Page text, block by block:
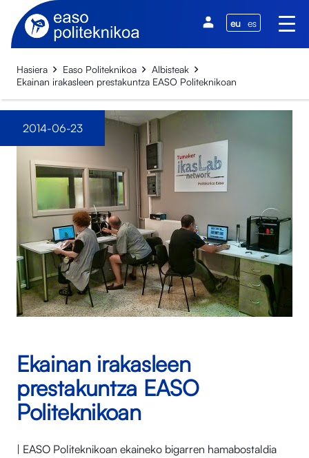
eu es
Hasiera Easo Politeknikoa
Albisteak
Ekainan irakasleen prestakuntza EASO Politeknikoan
2014-06-23
Ekainan irakasleen
prestakuntza EASO
Politeknikoan
| EASO Politeknikoan ekaineko bigarren hamabostaldia